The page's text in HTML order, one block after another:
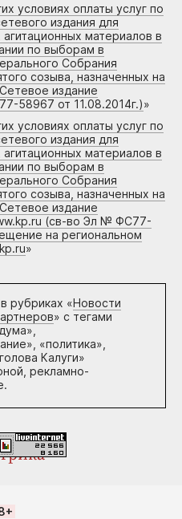
условиях оплаты услуг по
издания для
материалов в
по выборам в
Собрания
созыва, назначенных на
издание
58967 от 11.08.2014г.)»
условиях оплаты услуг по
издания для
материалов в
по выборам в
Собрания
созыва, назначенных на
издание
(св-во Эл № ФС77-
на региональном
»
рубриках «Новости
» с тегами
«политика»,
Калуги»
рекламно-